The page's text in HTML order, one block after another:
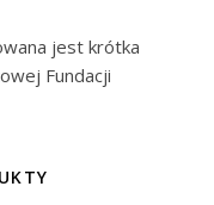
jest krótka
Fundacji